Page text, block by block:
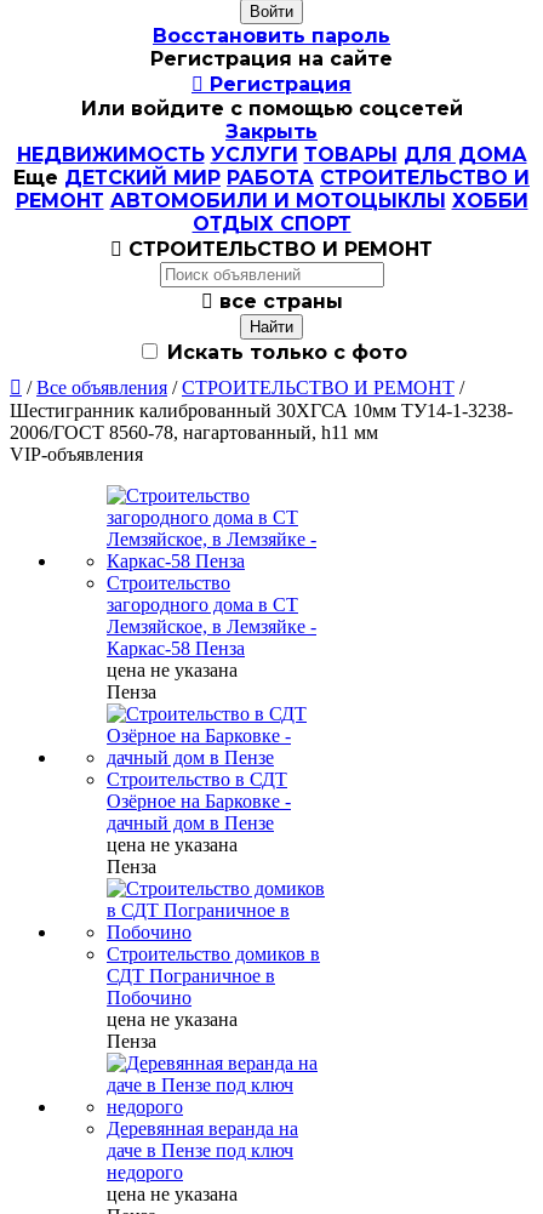
Восстановить пароль
Регистрация на сайте
 Регистрация
Или войдите с помощью соцсетей
Закрыть
НЕДВИЖИМОСТЬ УСЛУГИ ТОВАРЫ ДЛЯ ДОМА
Еще ДЕТСКИЙ МИР РАБОТА СТРОИТЕЛЬСТВО И
РЕМОНТ АВТОМОБИЛИ И МОТОЦЫКЛЫ ХОББИ
ОТДЫХ СПОРТ
 СТРОИТЕЛЬСТВО И РЕМОНТ
 все страны
Искать только с фото
 /Все объявления /СТРОИТЕЛЬСТВО И РЕМОНТ /
Шестигранник калиброванный 30ХГСА 10мм ТУ14-1-3238-
2006/ГОСТ 8560-78, нагартованный, h11 мм
VIP-объявления
Строительство
загородного дома в СТ
Лемзяйское, в Лемзяйке -
Каркас-58 Пенза
цена не указана
Пенза
Строительство в СДТ
Озёрное на Барковке -
дачный дом в Пензе
цена не указана
Пенза
Строительство домиков в
СДТ Пограничное в
Побочино
цена не указана
Пенза
Деревянная веранда на
даче в Пензе под ключ
недорого
цена не указана